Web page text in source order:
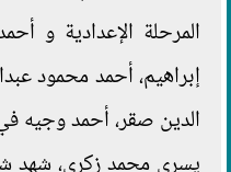
المرحلة الإعدادية و
إبراهيم، أحمد محمود
الدين صقر، أحمد وجيه